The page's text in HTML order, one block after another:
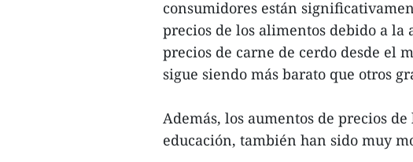
consumidores están
precios de los alimentos debido a
precios de carne de cerdo desde el
sigue siendo más barato que otros
Además, los aumentos de precios
educación, también han sido muy